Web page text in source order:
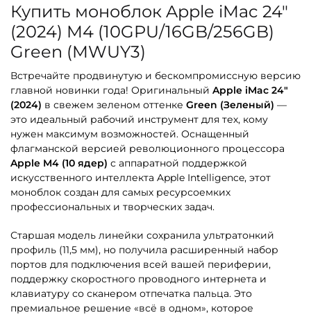
Купить моноблок Apple iMac 24″
(2024) M4 (10GPU/16GB/256GB)
Green (MWUY3)
Встречайте продвинутую и бескомпромиссную версию
главной новинки года! Оригинальный Apple iMac 24″
(2024) в свежем зеленом оттенке Green (Зеленый) —
это идеальный рабочий инструмент для тех, кому
нужен максимум возможностей. Оснащенный
флагманской версией революционного процессора
Apple M4 (10 ядер) с аппаратной поддержкой
искусственного интеллекта Apple Intelligence, этот
моноблок создан для самых ресурсоемких
профессиональных и творческих задач.
Старшая модель линейки сохранила ультратонкий
профиль (11,5 мм), но получила расширенный набор
портов для подключения всей вашей периферии,
поддержку скоростного проводного интернета и
клавиатуру со сканером отпечатка пальца. Это
премиальное решение «всё в одном», которое